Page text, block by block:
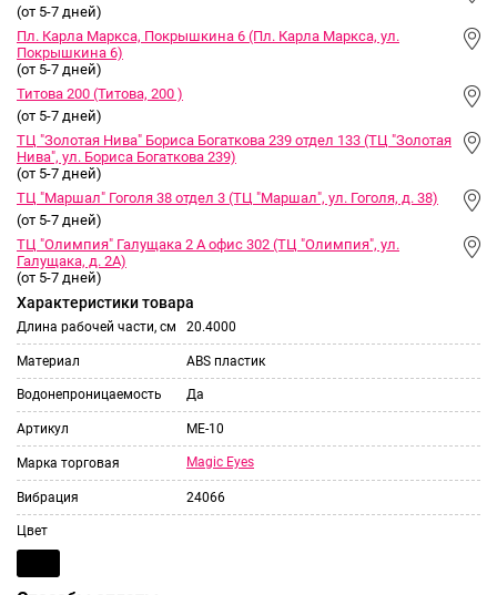
(от 5-7 дней)
Пл. Карла Маркса, Покрышкина 6 (Пл. Карла Маркса, ул.
Покрышкина 6)
(от 5-7 дней)
Титова 200 (Титова, 200 )
(от 5-7 дней)
ТЦ "Золотая Нива" Бориса Богаткова 239 отдел 133 (ТЦ "Золотая
Нива", ул. Бориса Богаткова 239)
(от 5-7 дней)
ТЦ "Маршал" Гоголя 38 отдел 3 (ТЦ "Маршал", ул. Гоголя, д. 38)
(от 5-7 дней)
ТЦ "Олимпия" Галущака 2 А офис 302 (ТЦ "Олимпия", ул.
Галущака, д. 2А)
(от 5-7 дней)
Характеристики товара
Длина рабочей части, см 20.4000
Материал ABS пластик
Водонепроницаемость Да
Артикул ME-10
Марка торговая Magic Eyes
Вибрация 24066
Цвет